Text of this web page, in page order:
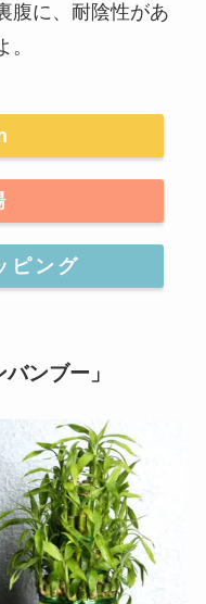
腹に、耐陰性があ
ピング
ンブー」